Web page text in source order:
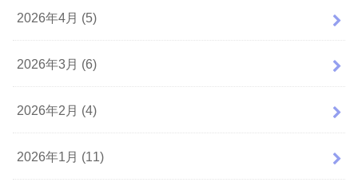
2026年4月 (5)
2026年3月 (6)
2026年2月 (4)
2026年1月 (11)